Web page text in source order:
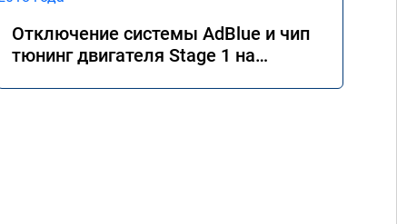
Отключение системы AdBlue и чип
тюнинг двигателя Stage 1 на